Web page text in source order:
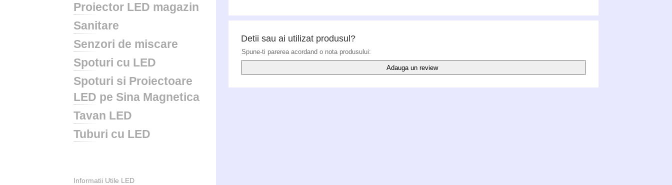
Proiector LED magazin
Sanitare
Senzori de miscare
Spoturi cu LED
Spoturi si Proiectoare
LED pe Sina Magnetica
Tavan LED
Tuburi cu LED
Informatii Utile LED
Detii sau ai utilizat produsul?
Spune-ti parerea acordand o nota produsului:
Adauga un review